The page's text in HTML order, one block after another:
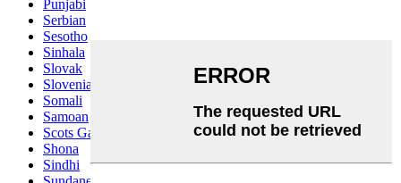
Punjabi
Serbian
Sesotho
Sinhala
Slovak
Slovenian
Somali
Samoan
Scots Gaelic
Shona
Sindhi